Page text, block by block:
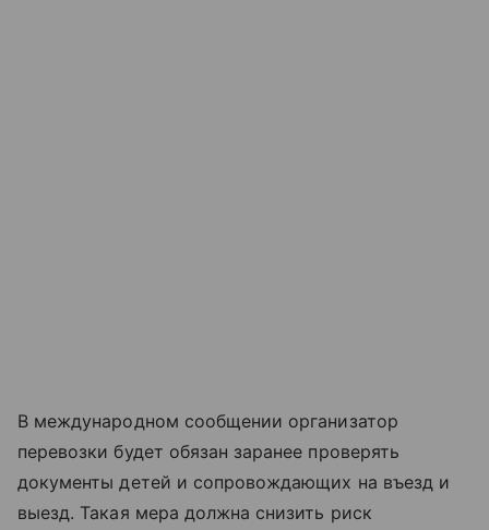
В международном сообщении организатор
перевозки будет обязан заранее проверять
документы детей и сопровождающих на въезд и
выезд. Такая мера должна снизить риск